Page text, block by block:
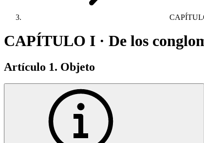
CAPÍTULO I · De los
Artículo 1. Objeto